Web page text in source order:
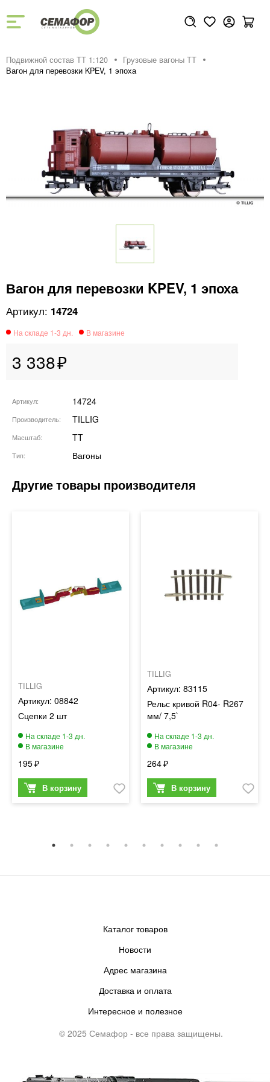
Подвижной состав ТТ 1:120
Грузовые вагоны ТТ
Вагон для перевозки KPEV, 1 эпоха
Вагон для перевозки KPEV, 1 эпоха
14724
3 338
Артикул 14724
Производитель TILLIG
Масштаб TT
Тип Вагоны
TILLIG
08842
Сцепки 2 шт
195
TILLIG
83115
Рельс кривой R04- R267
мм/ 7,5`
264
Каталог товаров
Новости
Адрес магазина
Доставка и оплата
Интересное и полезное
© 2025 Семафор - все права защищены.